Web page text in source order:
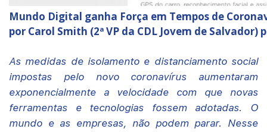
Mundo Digital ganha Força em Tempos de
por Carol Smith (2ª VP da CDL Jovem de
As medidas de isolamento e distanciamento social
impostas pelo novo coronavírus aumentaram
exponencialmente a velocidade com que novas
ferramentas e tecnologias fossem adotadas. O
mundo e as empresas, não podem parar. Nesse